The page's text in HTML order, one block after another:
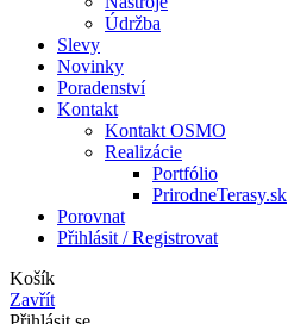
Údržba
Slevy
Novinky
Poradenství
Kontakt
Kontakt OSMO
Realizácie
Portfólio
PrirodneTerasy.sk
Porovnat
Přihlásit / Registrovat
Košík
Zavřít